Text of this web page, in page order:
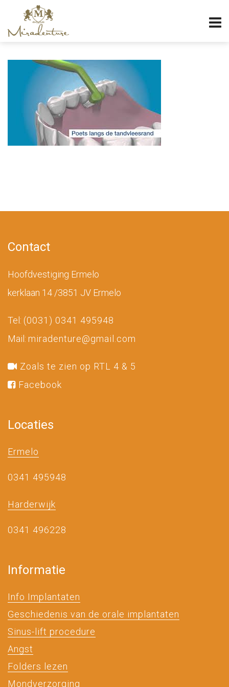
Contact
Hoofdvestiging Ermelo
kerklaan 14 /3851 JV Ermelo
Tel: (0031) 0341 495948
Mail: miradenture@gmail.com
Zoals te zien op RTL 4 & 5
Facebook
Locaties
Ermelo
0341 495948
Harderwijk
0341 496228
Informatie
Info Implantaten
Geschiedenis van de orale implantaten
Sinus-lift procedure
Angst
Folders lezen
Mondverzorging